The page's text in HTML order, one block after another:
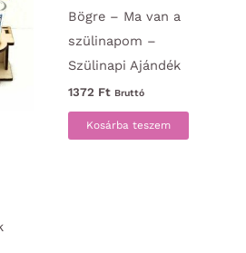
Bögre – Ma van a
szülinapom –
Szülinapi Ajándék
1372 Ft Bruttó
Kosárba teszem